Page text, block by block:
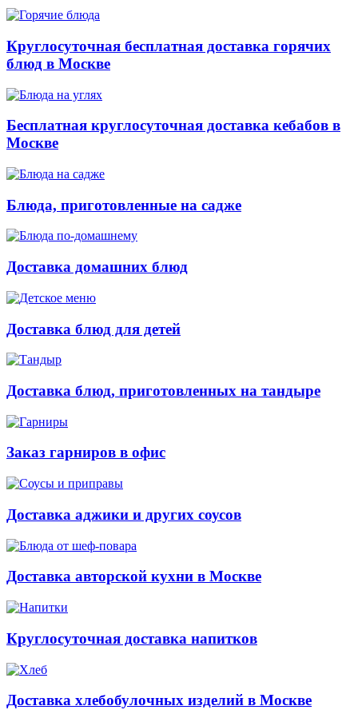
Круглосуточная бесплатная доставка горячих
блюд в Москве
Бесплатная круглосуточная доставка кебабов в
Москве
Блюда, приготовленные на садже
Доставка домашних блюд
Доставка блюд для детей
Доставка блюд, приготовленных на тандыре
Заказ гарниров в офис
Доставка аджики и других соусов
Доставка авторской кухни в Москве
Круглосуточная доставка напитков
Доставка хлебобулочных изделий в Москве